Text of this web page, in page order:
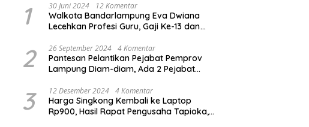
1 30 Juni 2024 12 Komentar
Walkota Bandarlampung Eva Dwiana
Lecehkan Profesi Guru, Gaji Ke-13 dan
2 26 September 2024 4 Komentar
Pantesan Pelantikan Pejabat Pemprov
Lampung Diam-diam, Ada 2 Pejabat
3 12 Desember 2024 4 Komentar
Harga Singkong Kembali ke Laptop
Rp900, Hasil Rapat Pengusaha Tapioka,